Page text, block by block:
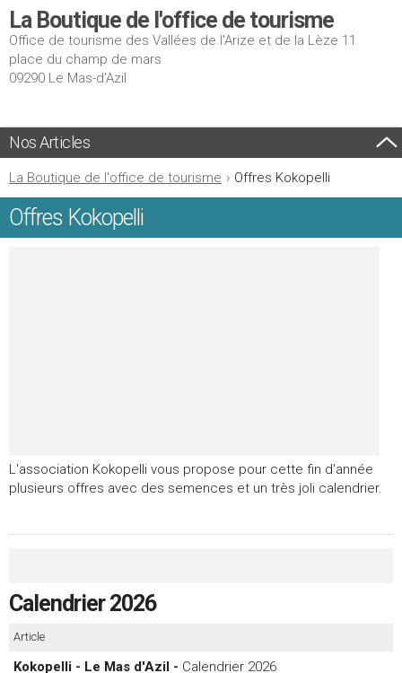
La Boutique de l'office de tourisme
Office de tourisme des Vallées de l'Arize et de la Lèze 11
place du champ de mars
09290 Le Mas-d'Azil
Nos Articles
La Boutique de l'office de tourisme › Offres Kokopelli
Offres Kokopelli
L'association Kokopelli vous propose pour cette fin d'année
plusieurs offres avec des semences et un très joli calendrier.
Calendrier 2026
Article
Kokopelli - Le Mas d'Azil - Calendrier 2026